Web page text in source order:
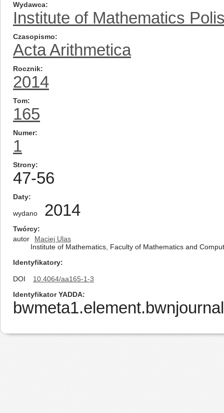
Wydawca
Institute of Mathematics
Czasopismo
Acta Arithmetica
Rocznik
2014
Tom
165
Numer
1
Strony
47-56
Daty
wydano 2014
Twórcy
autor
Maciej Ulas
Institute of Mathematics, Faculty of Mathematics and
Identyfikatory
DOI
10.4064/aa165-1-3
Identyfikator YADDA